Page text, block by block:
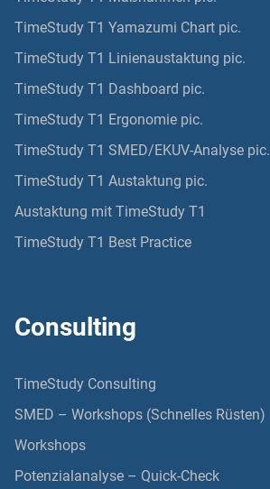
TimeStudy T1 Yamazumi Chart pic.
TimeStudy T1 Linienaustaktung pic.
TimeStudy T1 Dashboard pic.
TimeStudy T1 Ergonomie pic.
TimeStudy T1 SMED/EKUV-Analyse pic.
TimeStudy T1 Austaktung pic.
Austaktung mit TimeStudy T1
TimeStudy T1 Best Practice
Consulting
TimeStudy Consulting
SMED – Workshops (Schnelles Rüsten)
Workshops
Potenzialanalyse – Quick-Check